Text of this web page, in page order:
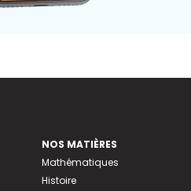
NOS MATIÈRES
Mathématiques
Histoire